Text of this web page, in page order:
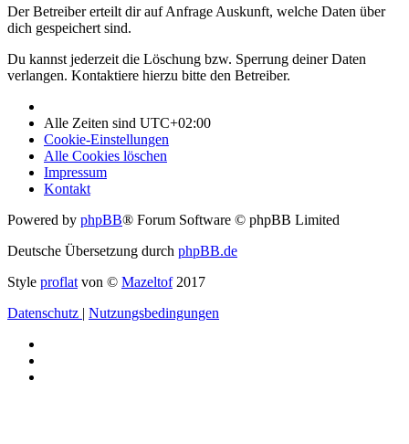
Der Betreiber erteilt dir auf Anfrage Auskunft, welche Daten über
dich gespeichert sind.
Du kannst jederzeit die Löschung bzw. Sperrung deiner Daten
verlangen. Kontaktiere hierzu bitte den Betreiber.
Alle Zeiten sind UTC+02:00
Cookie-Einstellungen
Alle Cookies löschen
Impressum
Kontakt
Powered by phpBB® Forum Software © phpBB Limited
Deutsche Übersetzung durch phpBB.de
Style proflat von © Mazeltof2017
Datenschutz | Nutzungsbedingungen